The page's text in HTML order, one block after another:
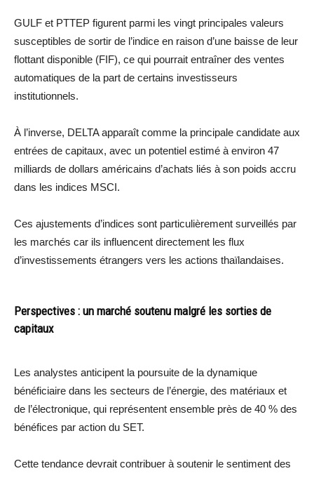
GULF et PTTEP figurent parmi les vingt principales valeurs
susceptibles de sortir de l’indice en raison d’une baisse de leur
flottant disponible (FIF), ce qui pourrait entraîner des ventes
automatiques de la part de certains investisseurs
institutionnels.
À l’inverse, DELTA apparaît comme la principale candidate aux
entrées de capitaux, avec un potentiel estimé à environ 47
milliards de dollars américains d’achats liés à son poids accru
dans les indices MSCI.
Ces ajustements d’indices sont particulièrement surveillés par
les marchés car ils influencent directement les flux
d’investissements étrangers vers les actions thaïlandaises.
Perspectives : un marché soutenu malgré les sorties de
capitaux
Les analystes anticipent la poursuite de la dynamique
bénéficiaire dans les secteurs de l’énergie, des matériaux et
de l’électronique, qui représentent ensemble près de 40 % des
bénéfices par action du SET.
Cette tendance devrait contribuer à soutenir le sentiment des